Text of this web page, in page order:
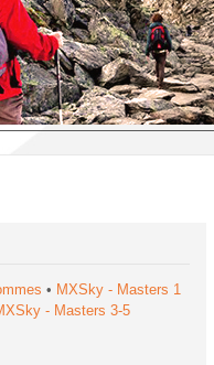
• MXSky - Masters 1
- Masters 3-5